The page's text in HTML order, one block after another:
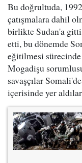
Bu doğrultuda,
çatışmalara dahil
birlikte Sudan'a
etti, bu dönemde
eğitilmesi
Mogadişu
savaşçılar
içerisinde yer